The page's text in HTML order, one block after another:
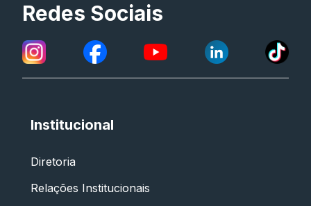
Redes Sociais
Institucional
Diretoria
Relações Institucionais